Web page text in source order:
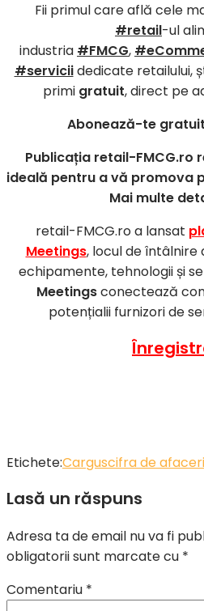
Fii primul care află cele
#retail-ul
industria #FMCG,
#serviciidedicate retailului,
primi gratuit, direct pe
Abonează-te
Publicația retail-
ideală pentru a vă promova
Mai multe
retail-FMCG.ro a lansat
Meetings, locul de
echipamente, tehnologii și
Meetingsconectează
potențialii furnizori de
Etichete:Carguscifra de afaceri
Lasă un răspuns
Adresa ta de email nu va fi
obligatorii sunt marcate cu *
Comentariu *